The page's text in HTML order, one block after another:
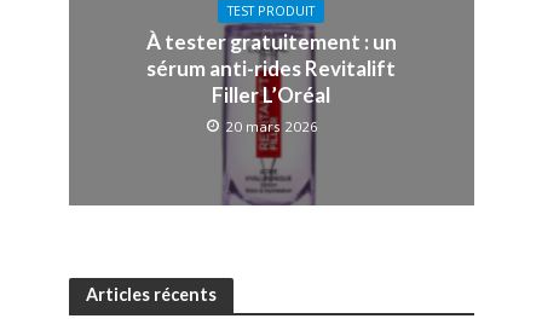
TEST PRODUIT
À tester gratuitement : un
sérum anti-rides Revitalift
Filler L’Oréal
20 mars 2026
Articles récents